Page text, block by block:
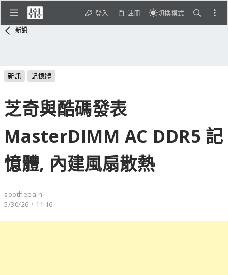
登入 註冊 切換模式
新訊
新訊 記憶體
芝奇與酷碼發表
MasterDIMM AC DDR5 記
憶體, 內建風扇散熱
soothepain
5/30/26，11:16